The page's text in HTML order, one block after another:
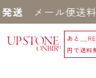
ル便送料280円
あと
円で送料